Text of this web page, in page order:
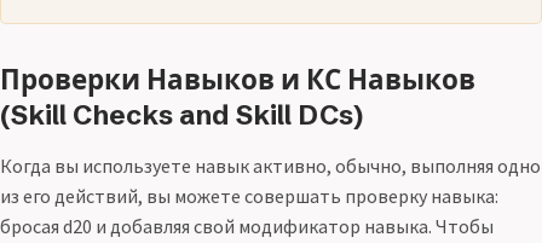
Проверки Навыков и КС Навыков
(Skill Checks and Skill DCs)
Когда вы используете навык активно, обычно, выполняя одно
из его действий, вы можете совершать проверку навыка:
бросая d20 и добавляя свой модификатор навыка. Чтобы